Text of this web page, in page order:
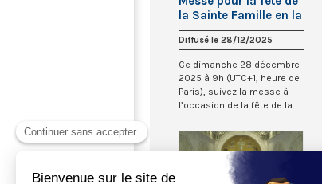
la Sainte Famille en la
basilique de
l’Annonciation à
Nazareth
#TerreSainte
Diffusé le 28/12/2025
Ce dimanche 28 décembre
2025 à 9h (UTC+1, heure de
Paris), suivez la messe à
l’occasion de la fête de la